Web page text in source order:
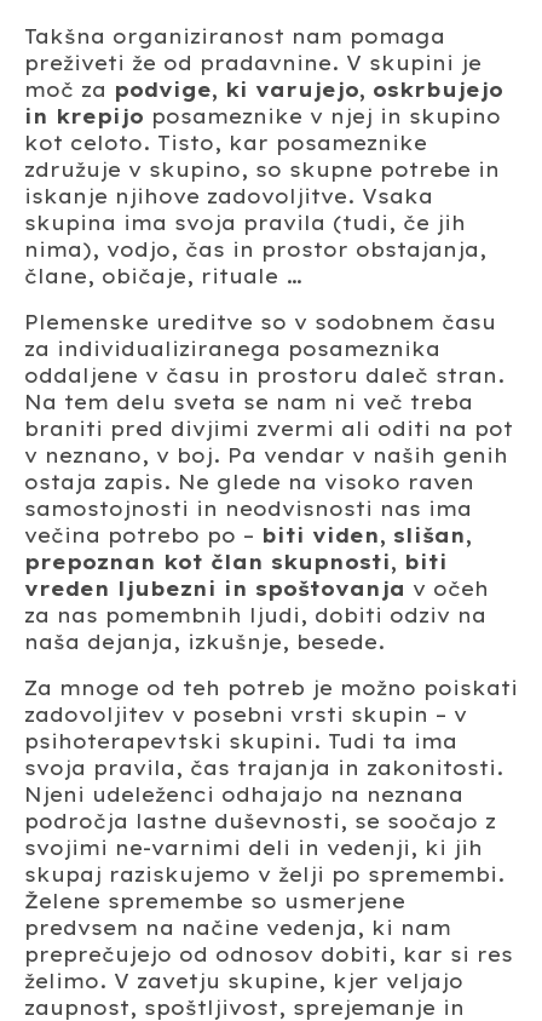
Takšna organiziranost nam pomaga
preživeti že od pradavnine. V skupini je
moč za podvige, ki varujejo, oskrbujejo
in krepijo posameznike v njej in skupino
kot celoto. Tisto, kar posameznike
združuje v skupino, so skupne potrebe in
iskanje njihove zadovoljitve. Vsaka
skupina ima svoja pravila (tudi, če jih
nima), vodjo, čas in prostor obstajanja,
člane, običaje, rituale …
Plemenske ureditve so v sodobnem času
za individualiziranega posameznika
oddaljene v času in prostoru daleč stran.
Na tem delu sveta se nam ni več treba
braniti pred divjimi zvermi ali oditi na pot
v neznano, v boj. Pa vendar v naših genih
ostaja zapis. Ne glede na visoko raven
samostojnosti in neodvisnosti nas ima
večina potrebo po – biti viden, slišan,
prepoznan kot član skupnosti, biti
vreden ljubezni in spoštovanja v očeh
za nas pomembnih ljudi, dobiti odziv na
naša dejanja, izkušnje, besede.
Za mnoge od teh potreb je možno poiskati
zadovoljitev v posebni vrsti skupin – v
psihoterapevtski skupini. Tudi ta ima
svoja pravila, čas trajanja in zakonitosti.
Njeni udeleženci odhajajo na neznana
področja lastne duševnosti, se soočajo z
svojimi ne-varnimi deli in vedenji, ki jih
skupaj raziskujemo v želji po spremembi.
Želene spremembe so usmerjene
predvsem na načine vedenja, ki nam
preprečujejo od odnosov dobiti, kar si res
želimo. V zavetju skupine, kjer veljajo
zaupnost, spoštljivost, sprejemanje in